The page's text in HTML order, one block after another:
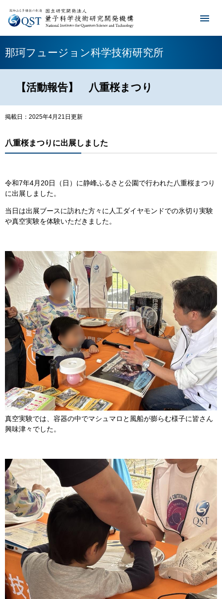
那珂フュージョン科学技術研究所
【活動報告】 八重桜まつり
掲載日：2025年4月21日更新
八重桜まつりに出展しました
令和7年4月20日（日）に静峰ふるさと公園で行われた八重桜まつり
に出展しました。
当日は出展ブースに訪れた方々に人工ダイヤモンドでの氷切り実験
や真空実験を体験いただきました。
​真空実験では、容器の中でマシュマロと風船が膨らむ様子に皆さん
興味津々でした。